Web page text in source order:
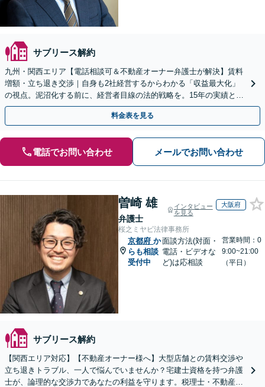
サブリース解約
九州・関西エリア【電話相談可＆不動産オーナー弁護士が解決】賃料
増額・立ち退き交渉｜自身も2社経営するからわかる「収益最大化」
の視点。泥沼化する前に、経営者目線の法的戦略を。15年の実績と専
門チームで正当な権利を守ります【顧問先企業60社超】
料金表を見る
電話でお問い合わせ メールでお問い合わせ
曽崎 雄
弁護士
インタビュー
を見る
大阪府
桜之ミヤビ法律事務所
京都府 か
らも相談
受付中
面談方法(対面・
電話・ビデオな
ど)は応相談
営業時間：0
9:00~21:00
（平日）
サブリース解約
【関西エリア対応】【不動産オーナー様へ】大型店舗との賃料交渉や
立ち退きトラブル、一人で悩んでいませんか？宅建士資格を持つ弁護
士が、論理的な交渉力であなたの利益を守ります。税理士・不動産鑑